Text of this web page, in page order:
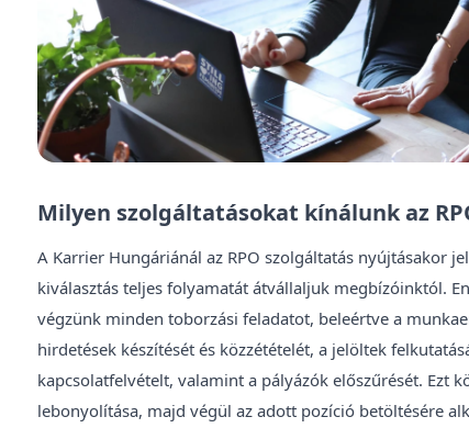
Milyen szolgáltatásokat kínálunk az
A Karrier Hungáriánál az RPO szolgáltatás nyújtásakor
kiválasztás teljes folyamatát átvállaljuk megbízóinktól.
végzünk minden toborzási feladatot, beleértve a
hirdetések készítését és közzétételét, a jelöltek
kapcsolatfelvételt, valamint a pályázók előszűrését. Ezt
lebonyolítása, majd végül az adott pozíció betöltésére